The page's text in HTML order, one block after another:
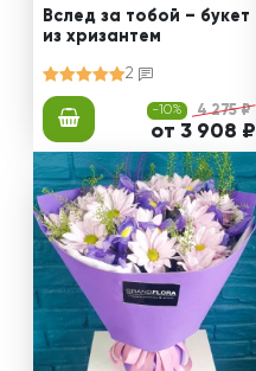
Вслед за тобой – букет
из хризантем
2
-10% 4 275 ₽
от 3 908 ₽